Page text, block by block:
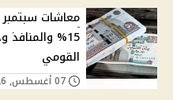
15%
القومي